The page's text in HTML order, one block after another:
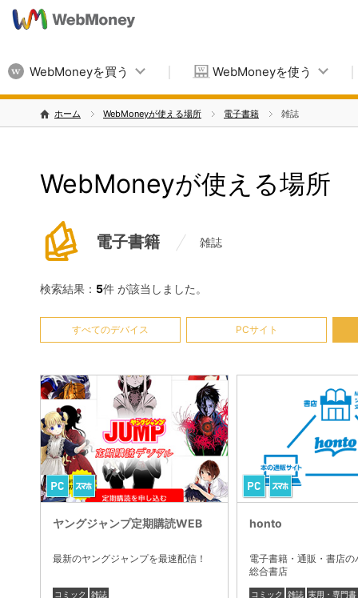
WebMoneyを買う WebMoneyを使う
ホーム WebMoneyが使える場所 電子書籍 雑誌
WebMoneyが使える場所
電子書籍 雑誌
検索結果： 5件 が該当しました。
すべてのデバイス PCサイト
ヤングジャンプ定期購読WEB
最新のヤングジャンプを最速配信！
コミック 雑誌
honto
電子書籍・通販・書店
総合書店
コミック 雑誌 実用・専門書